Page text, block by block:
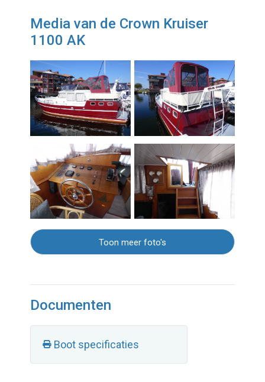
Media van de Crown Kruiser
1100 AK
Toon meer foto's
Documenten
Boot specificaties